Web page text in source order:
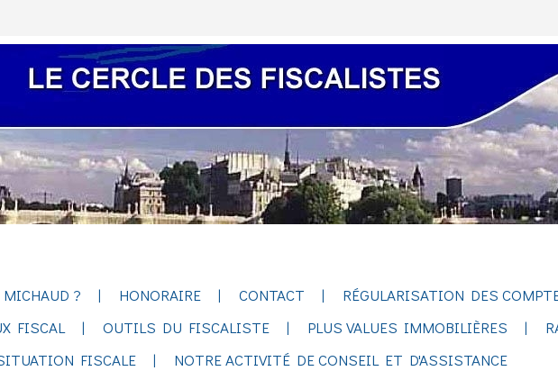
? HONORAIRE CONTACT
RÉGULARISATION DES
FISCAL
OUTILS DU FISCALISTE PLUS VALUES IMMOBILIÈRES
FISCALE
NOTRE ACTIVITÉ DE CONSEIL ET D'ASSISTANCE